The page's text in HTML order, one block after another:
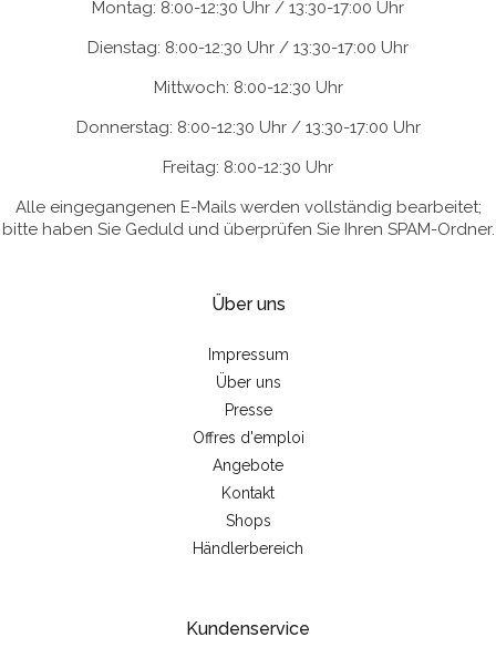
Montag: 8:00-12:30 Uhr / 13:30-17:00 Uhr
Dienstag: 8:00-12:30 Uhr / 13:30-17:00 Uhr
Mittwoch: 8:00-12:30 Uhr
Donnerstag: 8:00-12:30 Uhr / 13:30-17:00 Uhr
Freitag: 8:00-12:30 Uhr
Alle eingegangenen E-Mails werden vollständig bearbeitet;
bitte haben Sie Geduld und überprüfen Sie Ihren SPAM-Ordner.
Über uns
Impressum
Über uns
Presse
Offres d'emploi
Angebote
Kontakt
Shops
Händlerbereich
Kundenservice